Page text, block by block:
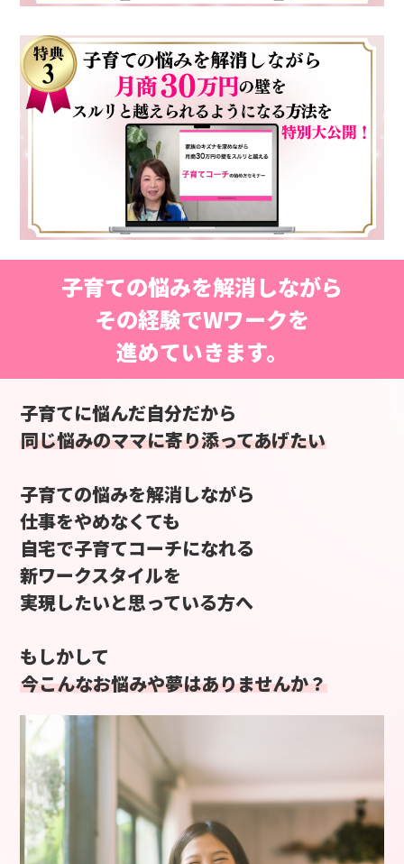
子育ての悩みを解消しながら
その経験でWワークを
進めていきます。
子育てに悩んだ自分だから
同じ悩みのママに寄り添ってあげたい
子育ての悩みを解消しながら
仕事をやめなくても
自宅で子育てコーチになれる
新ワークスタイルを
実現したいと思っている方へ
もしかして
今こんなお悩みや夢はありませんか？